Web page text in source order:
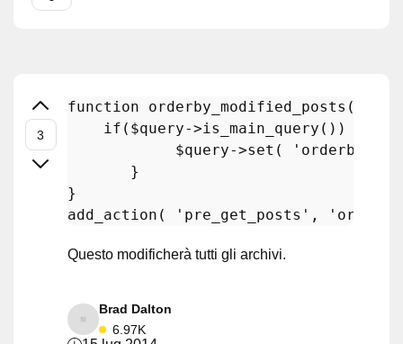
function orderby_modified_posts (
if ( $query->is_main_query ()) {
$query->set ( 'orderby'
       }
add_action ( 'pre_get_posts' ,
Questo modificherà tutti gli archivi.
Brad Dalton
6.97K